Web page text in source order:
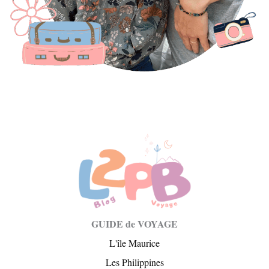
GUIDE de VOYAGE
L'île Maurice
Les Philippines